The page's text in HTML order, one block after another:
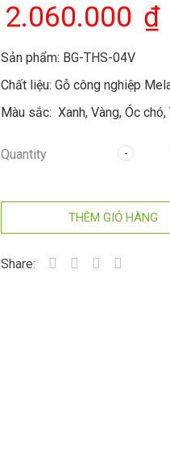
2.060.000 ₫
Sản phẩm: BG-THS-04V
Chất liệu: Gỗ công nghiệp
Màu sắc: Xanh, Vàng, Óc chó,
Quantity
THÊM GIỎ HÀNG
Share: